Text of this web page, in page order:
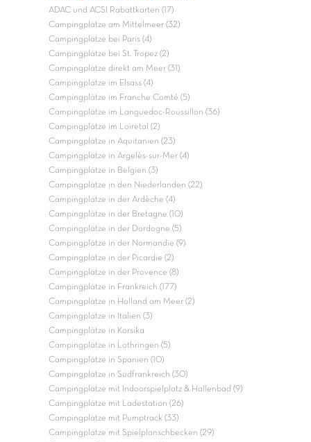
ADAC und ACSI Rabattkarten (17)
Campingplätze am Mittelmeer (32)
Campingplätze bei Paris (4)
Campingplätze bei St. Tropez (2)
Campingplätze direkt am Meer (31)
Campingplätze im Elsass (4)
Campingplätze im Franche Comté (5)
Campingplätze im Languedoc-Roussillon (36)
Campingplätze im Loiretal (2)
Campingplätze in Aquitanien (23)
Campingplätze in Argelès-sur-Mer (4)
Campingplätze in Belgien (3)
Campingplätze in den Niederlanden (22)
Campingplätze in der Ardèche (4)
Campingplätze in der Bretagne (10)
Campingplätze in der Dordogne (5)
Campingplätze in der Normandie (9)
Campingplätze in der Picardie (2)
Campingplätze in der Provence (8)
Campingplätze in Frankreich (177)
Campingplätze in Holland am Meer (2)
Campingplätze in Italien (3)
Campingplätze in Korsika
Campingplätze in Lothringen (5)
Campingplätze in Spanien (10)
Campingplätze in Südfrankreich (30)
Campingplätze mit Indoorspielplatz & Hallenbad (9)
Campingplätze mit Ladestation (26)
Campingplätze mit Pumptrack (33)
Campingplätze mit Spielplanschbecken (29)